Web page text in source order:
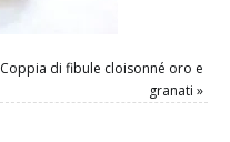
Coppia di fibule cloisonné oro e
granati »